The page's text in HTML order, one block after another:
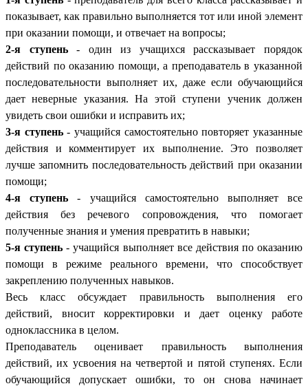
показывает, как правильно выполняется тот или иной элемент
при оказании помощи, и отвечает на вопросы;
2-я ступень
- один из учащихся рассказывает порядок
действий по оказанию помощи, а преподаватель в указанной
последовательности выполняет их, даже если обучающийся
дает неверные указания. На этой ступени ученик должен
увидеть свои ошибки и исправить их;
3-я ступень-учащийся самостоятельно повторяет указанные
действия и комментирует их выполнение. Это позволяет
лучше запомнить последовательность действий при оказании
помощи;
4-я ступень - учащийся самостоятельно выполняет все
действия без речевого сопровождения, что помогает
полученные знания и умения превратить в навыки;
5-я ступень - учащийся выполняет все действия по оказанию
помощи в режиме реального времени, что способствует
закреплению полученных навыков.
Весь класс обсуждает правильность выполнения его
действий, вносит корректировки и дает оценку работе
одноклассника в целом.
Преподаватель оценивает правильность выполнения
действий, их усвоения на четвертой и пятой ступенях. Если
обучающийся допускает ошибки, то он снова начинает